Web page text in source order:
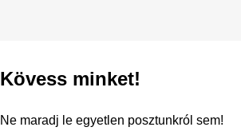
Kövess minket!
Ne maradj le egyetlen posztunkról sem!